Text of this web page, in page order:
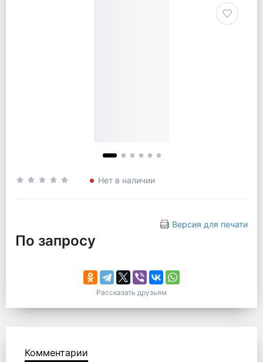
Нет в наличии
Версия для печати
По запросу
Рассказать друзьям
Комментарии